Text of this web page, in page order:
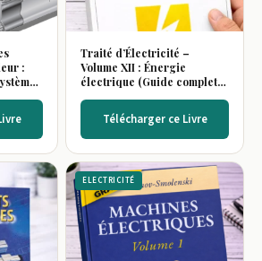
:
Traité d’Électricité –
Volume XII : Énergie
électrique (Guide complet
Télécharger ce Livre
ELECTRICITÉ